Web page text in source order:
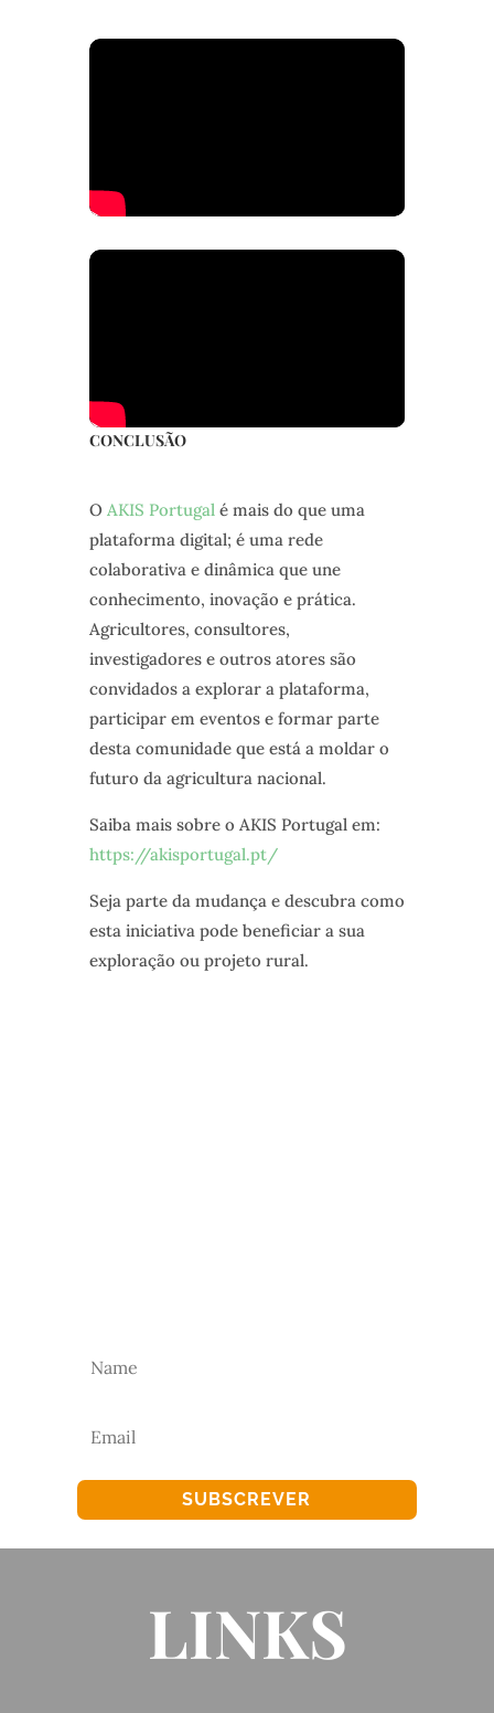
CONCLUSÃO
O AKIS Portugal é mais do que uma
plataforma digital; é uma rede
colaborativa e dinâmica que une
conhecimento, inovação e prática.
Agricultores, consultores,
investigadores e outros atores são
convidados a explorar a plataforma,
participar em eventos e formar parte
desta comunidade que está a moldar o
futuro da agricultura nacional.
Saiba mais sobre o AKIS Portugal em:
https://akisportugal.pt/
Seja parte da mudança e descubra como
esta iniciativa pode beneficiar a sua
exploração ou projeto rural.
SUBSCREVER
LINKS